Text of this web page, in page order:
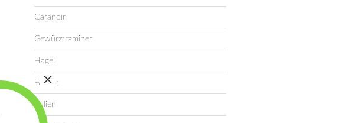
Garanoir
Gewürztraminer
Hagel
Herbst
Italien